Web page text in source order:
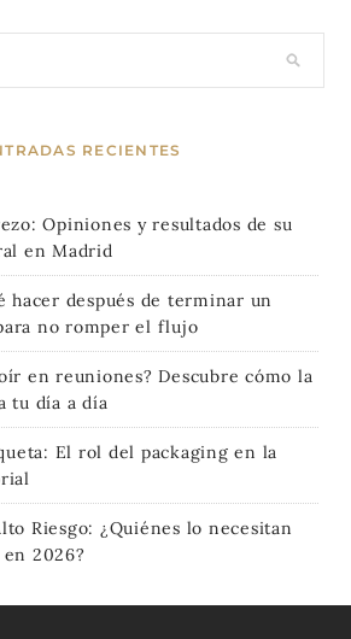
RECIENTES
Opiniones y resultados de su
en Madrid
hacer después de terminar un
no romper el flujo
en reuniones? Descubre cómo la
tu día a día
El rol del packaging en la
Riesgo: ¿Quiénes lo necesitan
2026?